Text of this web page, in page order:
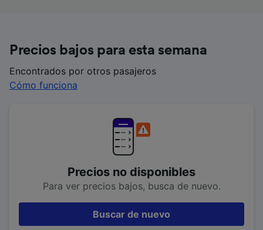
Precios bajos para esta semana
Encontrados por otros pasajeros
Cómo funciona
Precios no disponibles
Para ver precios bajos, busca de nuevo.
Buscar de nuevo